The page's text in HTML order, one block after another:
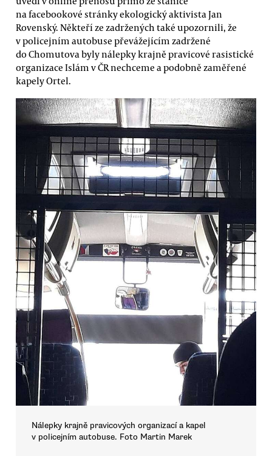
na facebookové stránky ekologický aktivista Jan
Rovenský. Někteří ze zadržených také upozornili, že
v policejním autobuse převážejícím zadržené
do Chomutova byly nálepky krajně pravicové rasistické
organizace Islám v ČR nechceme a podobně zaměřené
kapely Ortel.
Nálepky krajně pravicových organizací a kapel
v policejním autobuse. Foto Martin Marek